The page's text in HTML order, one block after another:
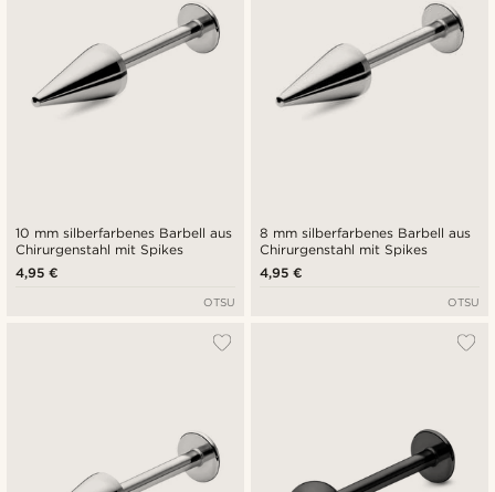
10 mm silberfarbenes Barbell aus
Chirurgenstahl mit Spikes
4,95 €
OTSU
8 mm silberfarbenes Barbell aus
Chirurgenstahl mit Spikes
4,95 €
OTSU